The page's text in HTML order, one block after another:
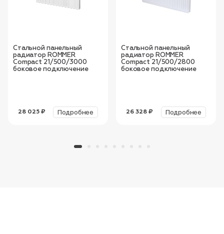
Стальной панельный
радиатор ROMMER
Compact 21/500/3000
боковое подключение
28 025 ₽ Подробнее
Стальной панельный
радиатор ROMMER
Compact 21/500/2800
боковое подключение
26 328 ₽ Подробнее